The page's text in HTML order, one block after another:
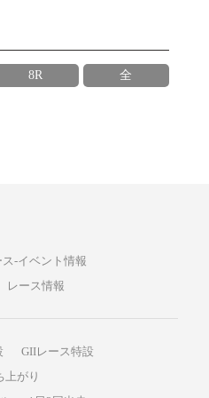
8R 全
ス-イベント情報
レース情報
GIIレース特設
上がり